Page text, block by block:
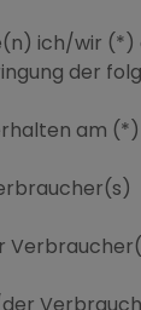
ich/wir (*)
der
am (*)